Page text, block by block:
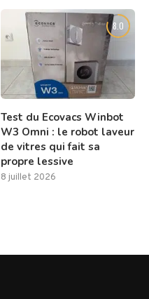
8.0
Test du Ecovacs Winbot
W3 Omni : le robot laveur
de vitres qui fait sa
propre lessive
8 juillet 2026